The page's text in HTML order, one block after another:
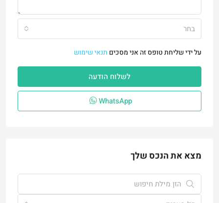
בחר
על ידי שליחת טופס זה אני מסכים תנאי שימוש
לשלוח הודעה
WhatsApp
מצא את הנכס שלך